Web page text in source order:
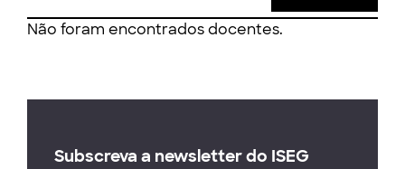
Não foram encontrados docentes.
Subscreva a newsletter do ISEG